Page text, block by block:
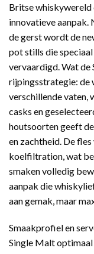
Britse whiskywereld
innovatieve aanpak.
de gerst wordt de
pot stills die
vervaardigd. Wat de
rijpingsstrategie: de
verschillende vaten,
casks en
houtsoorten geeft
en zachtheid. De
koelfiltration, wat
smaken volledig
aanpak die
aan gemak, maar
Smaakprofiel en
Single Malt optimaal